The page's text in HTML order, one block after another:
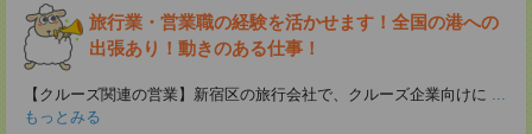
旅行業・営業職の経験を活かせます！全国の港への
出張あり！動きのある仕事！
【クルーズ関連の営業】新宿区の旅行会社で、クルーズ企業向けに ...
もっとみる